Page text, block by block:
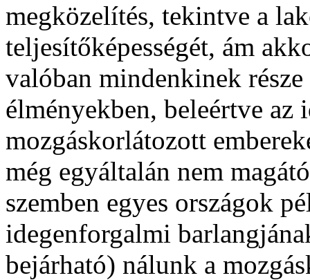
megközelítés, tekintve a
teljesítőképességét, ám
valóban mindenkinek
élményekben, beleértve az
mozgáskorlátozott
még egyáltalán nem
szemben egyes országok
idegenforgalmi
bejárható) nálunk a